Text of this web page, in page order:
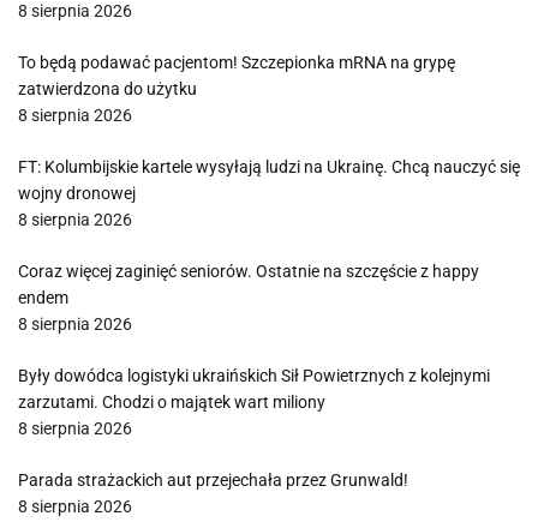
8 sierpnia 2026
To będą podawać pacjentom! Szczepionka mRNA na grypę
zatwierdzona do użytku
8 sierpnia 2026
FT: Kolumbijskie kartele wysyłają ludzi na Ukrainę. Chcą nauczyć się
wojny dronowej
8 sierpnia 2026
Coraz więcej zaginięć seniorów. Ostatnie na szczęście z happy
endem
8 sierpnia 2026
Były dowódca logistyki ukraińskich Sił Powietrznych z kolejnymi
zarzutami. Chodzi o majątek wart miliony
8 sierpnia 2026
Parada strażackich aut przejechała przez Grunwald!
8 sierpnia 2026